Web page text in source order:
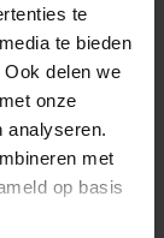
te
te bieden
Ook delen we
onze
analyseren.
met
op basis